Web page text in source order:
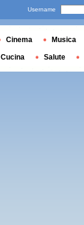
Username
Cinema Musica
Cucina Salute